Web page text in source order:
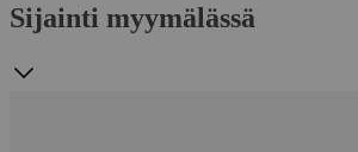
Sijainti myymälässä